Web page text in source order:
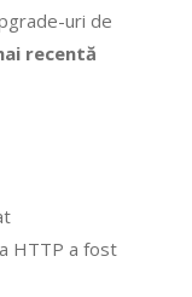
uri de
recentă
HTTP a fost